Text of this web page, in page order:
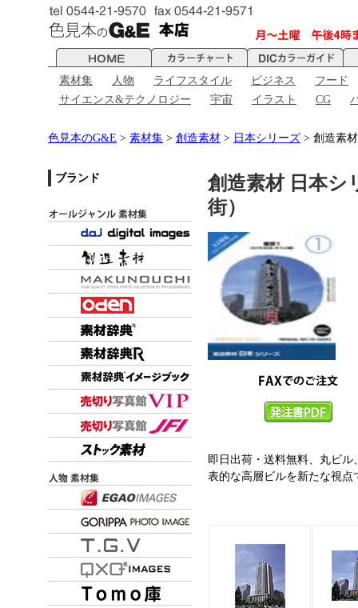
素材集 人物 ライフスタイル ビジネス
フード
サイエンス&テクノロジー
宇宙 イラスト CG
色見本のG&E > 素材集 > 創造素材 > 日本シリーズ > 創造素
ブランド
創造素材 日本シ
街）
即日出荷・送料無料、丸ビ
表的な高層ビルを新たな視点